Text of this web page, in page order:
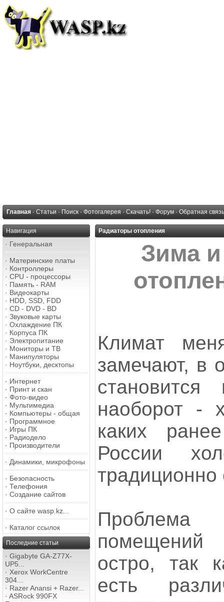
Главная · Статьи · Поиск · Фотогалерея · Скачать! · Форум · Обратная связь
Навигация
· Генеральная
· Материнские платы
· Контроллеры
· CPU - процессоры
· Память - RAM
· Видеокарты
· HDD, SSD, FDD
· CD - DVD - BD
· Звуковые карты
· Охлаждение ПК
· Корпуса ПК
· Электропитание
· Мониторы и ТВ
· Манипуляторы
· Ноутбуки, десктопы
· Интернет
· Принт и скан
· Фото-видео
· Мультимедиа
· Компьютеры - общая
· Программное
· Игры ПК
· Радиодело
· Производители
· Динамики, микрофоны
· Безопасность
· Телефония
· Создание сайтов
· О сайте wasp.kz...
· Каталог ссылок
Последние статьи
· Gigabyte GA-Z77X-
UP5...
· Xerox WorkCentre
304...
· Razer Anansi + Razer...
· ASRock 990FX
Радиаторы отопления
Зима
Климат
замечают, в
наоборот -
каких
России
традиционно
помещений
остро, так
есть